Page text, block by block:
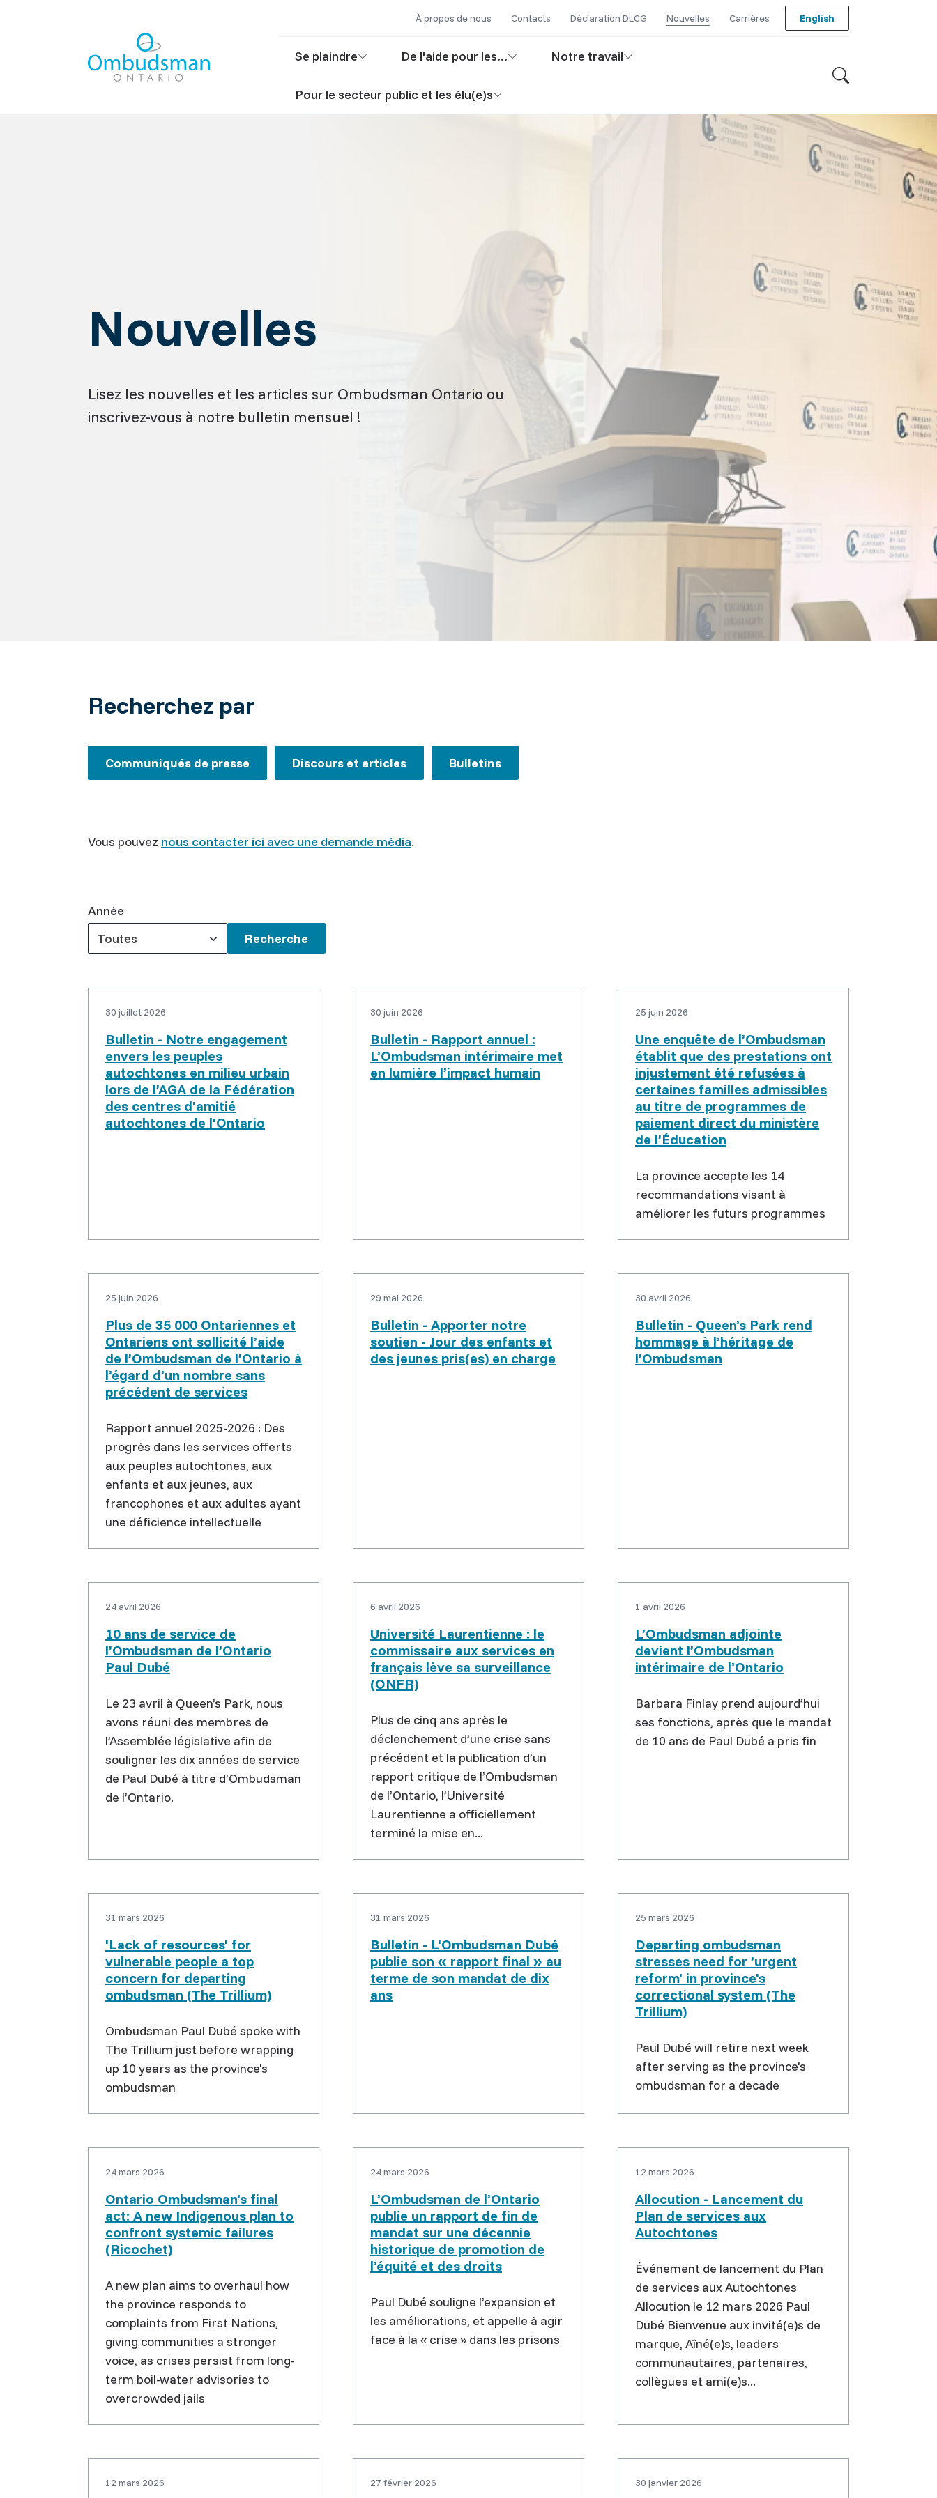
content
Secondary
À propos de nous Contacts Déclaration DLCG Nouvelles Carrières English
Main
Se plaindre De l'aide pour les... Notre travail
Pour le secteur public et les élu(e)s
Nouvelles
Lisez les nouvelles et les articles sur Ombudsman Ontario ou
inscrivez-vous à notre bulletin mensuel !
Recherchez par
Communiqués de presse Discours et articles Bulletins
Vous pouvez nous contacter ici avec une demande média.
Année
Toutes
30 juillet 2026
Bulletin - Notre engagement
envers les peuples
autochtones en milieu urbain
lors de l’AGA de la Fédération
des centres d'amitié
autochtones de l'Ontario
30 juin 2026
Bulletin - Rapport annuel :
L’Ombudsman intérimaire met
en lumière l’impact humain
25 juin 2026
Une enquête de l’Ombudsman
établit que des prestations ont
injustement été refusées à
certaines familles admissibles
au titre de programmes de
paiement direct du ministère
de l’Éducation
La province accepte les 14
recommandations visant à
améliorer les futurs programmes
25 juin 2026
Plus de 35 000 Ontariennes et
Ontariens ont sollicité l’aide
de l’Ombudsman de l’Ontario à
l’égard d’un nombre sans
précédent de services
Rapport annuel 2025-2026 : Des
progrès dans les services offerts
aux peuples autochtones, aux
enfants et aux jeunes, aux
francophones et aux adultes ayant
une déficience intellectuelle
29 mai 2026
Bulletin - Apporter notre
soutien - Jour des enfants et
des jeunes pris(es) en charge
30 avril 2026
Bulletin - Queen’s Park rend
hommage à l’héritage de
l’Ombudsman
24 avril 2026
10 ans de service de
l’Ombudsman de l’Ontario
Paul Dubé
Le 23 avril à Queen’s Park, nous
avons réuni des membres de
l’Assemblée législative afin de
souligner les dix années de service
de Paul Dubé à titre d’Ombudsman
de l’Ontario.
6 avril 2026
Université Laurentienne : le
commissaire aux services en
français lève sa surveillance
(ONFR)
Plus de cinq ans après le
déclenchement d’une crise sans
précédent et la publication d’un
rapport critique de l’Ombudsman
de l’Ontario, l’Université
Laurentienne a officiellement
terminé la mise en...
1 avril 2026
L’Ombudsman adjointe
devient l’Ombudsman
intérimaire de l’Ontario
Barbara Finlay prend aujourd’hui
ses fonctions, après que le mandat
de 10 ans de Paul Dubé a pris fin
31 mars 2026
'Lack of resources' for
vulnerable people a top
concern for departing
ombudsman (The Trillium)
Ombudsman Paul Dubé spoke with
The Trillium just before wrapping
up 10 years as the province's
ombudsman
31 mars 2026
Bulletin - L'Ombudsman Dubé
publie son « rapport final » au
terme de son mandat de dix
ans
25 mars 2026
Departing ombudsman
stresses need for ’urgent
reform' in province's
correctional system (The
Trillium)
Paul Dubé will retire next week
after serving as the province's
ombudsman for a decade
24 mars 2026
Ontario Ombudsman’s final
act: A new Indigenous plan to
confront systemic failures
(Ricochet)
A new plan aims to overhaul how
the province responds to
complaints from First Nations,
giving communities a stronger
voice, as crises persist from long-
term boil-water advisories to
overcrowded jails
24 mars 2026
L’Ombudsman de l’Ontario
publie un rapport de fin de
mandat sur une décennie
historique de promotion de
l’équité et des droits
Paul Dubé souligne l’expansion et
les améliorations, et appelle à agir
face à la « crise » dans les prisons
12 mars 2026
Allocution - Lancement du
Plan de services aux
Autochtones
Événement de lancement du Plan
de services aux Autochtones
Allocution le 12 mars 2026 Paul
Dubé Bienvenue aux invité(e)s de
marque, Aîné(e)s, leaders
communautaires, partenaires,
collègues et ami(e)s...
12 mars 2026 27 février 2026 30 janvier 2026